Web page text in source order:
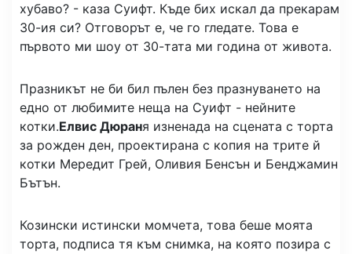
хубаво? - каза Суифт. Къде бих искал да прекарам
30-ия си? Отговорът е, че го гледате. Това е
първото ми шоу от 30-тата ми година от живота.
Празникът не би бил пълен без празнуването на
едно от любимите неща на Суифт - нейните
котки.Елвис Дюраня изненада на сцената с торта
за рожден ден, проектирана с копия на трите й
котки Мередит Грей, Оливия Бенсън и Бенджамин
Бътън.
Козински истински момчета, това беше моята
торта, подписа тя към снимка, на която позира с